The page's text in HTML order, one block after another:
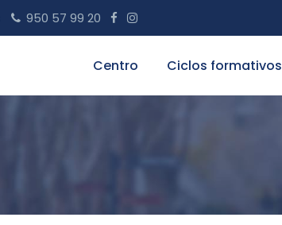
950 57 99 20
Centro Ciclos formativos